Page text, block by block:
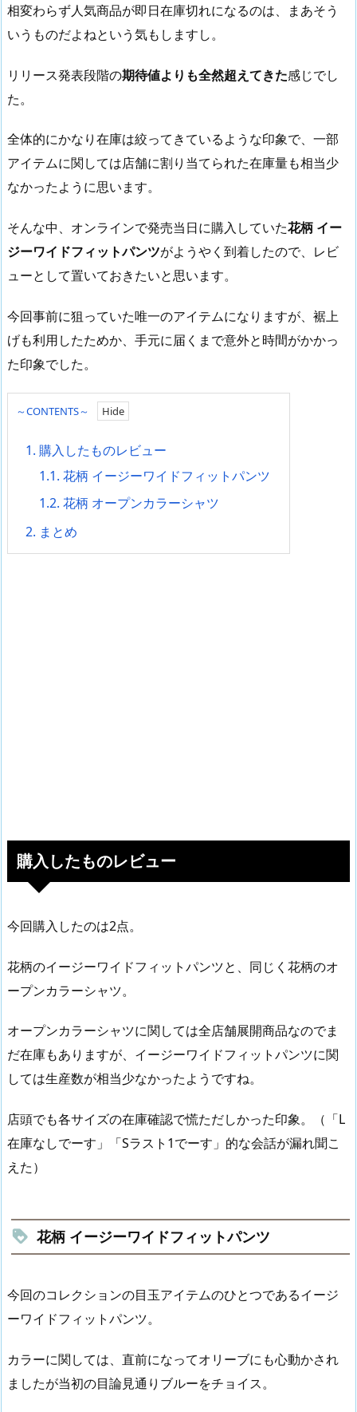
相変わらず人気商品が即日在庫切れになるのは、まあそう
いうものだよねという気もしますし。
リリース発表段階の期待値よりも全然超えてきた感じでし
た。
全体的にかなり在庫は絞ってきているような印象で、一部
アイテムに関しては店舗に割り当てられた在庫量も相当少
なかったように思います。
そんな中、オンラインで発売当日に購入していた花柄 イー
ジーワイドフィットパンツがようやく到着したので、レビ
ューとして置いておきたいと思います。
今回事前に狙っていた唯一のアイテムになりますが、裾上
げも利用したためか、手元に届くまで意外と時間がかかっ
た印象でした。
～CONTENTS～
1. 購入したものレビュー
1.1. 花柄 イージーワイドフィットパンツ
1.2. 花柄 オープンカラーシャツ
2. まとめ
購入したものレビュー
今回購入したのは2点。
花柄のイージーワイドフィットパンツと、同じく花柄のオ
ープンカラーシャツ。
オープンカラーシャツに関しては全店舗展開商品なのでま
だ在庫もありますが、イージーワイドフィットパンツに関
しては生産数が相当少なかったようですね。
店頭でも各サイズの在庫確認で慌ただしかった印象。（「L
在庫なしでーす」「Sラスト1でーす」的な会話が漏れ聞こ
えた）
花柄 イージーワイドフィットパンツ
今回のコレクションの目玉アイテムのひとつであるイージ
ーワイドフィットパンツ。
カラーに関しては、直前になってオリーブにも心動かされ
ましたが当初の目論見通りブルーをチョイス。